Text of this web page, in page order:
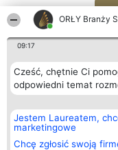
ORŁY Branży
09:17
Cześć, chętnie Ci
odpowiedni temat
Jestem Laureatem,
marketingowe
Chcę zgłosić swoją
Organizator plebiscytu
Bright Side Solutions sp. z o.
o. sp. k.
ul. Ruska 22